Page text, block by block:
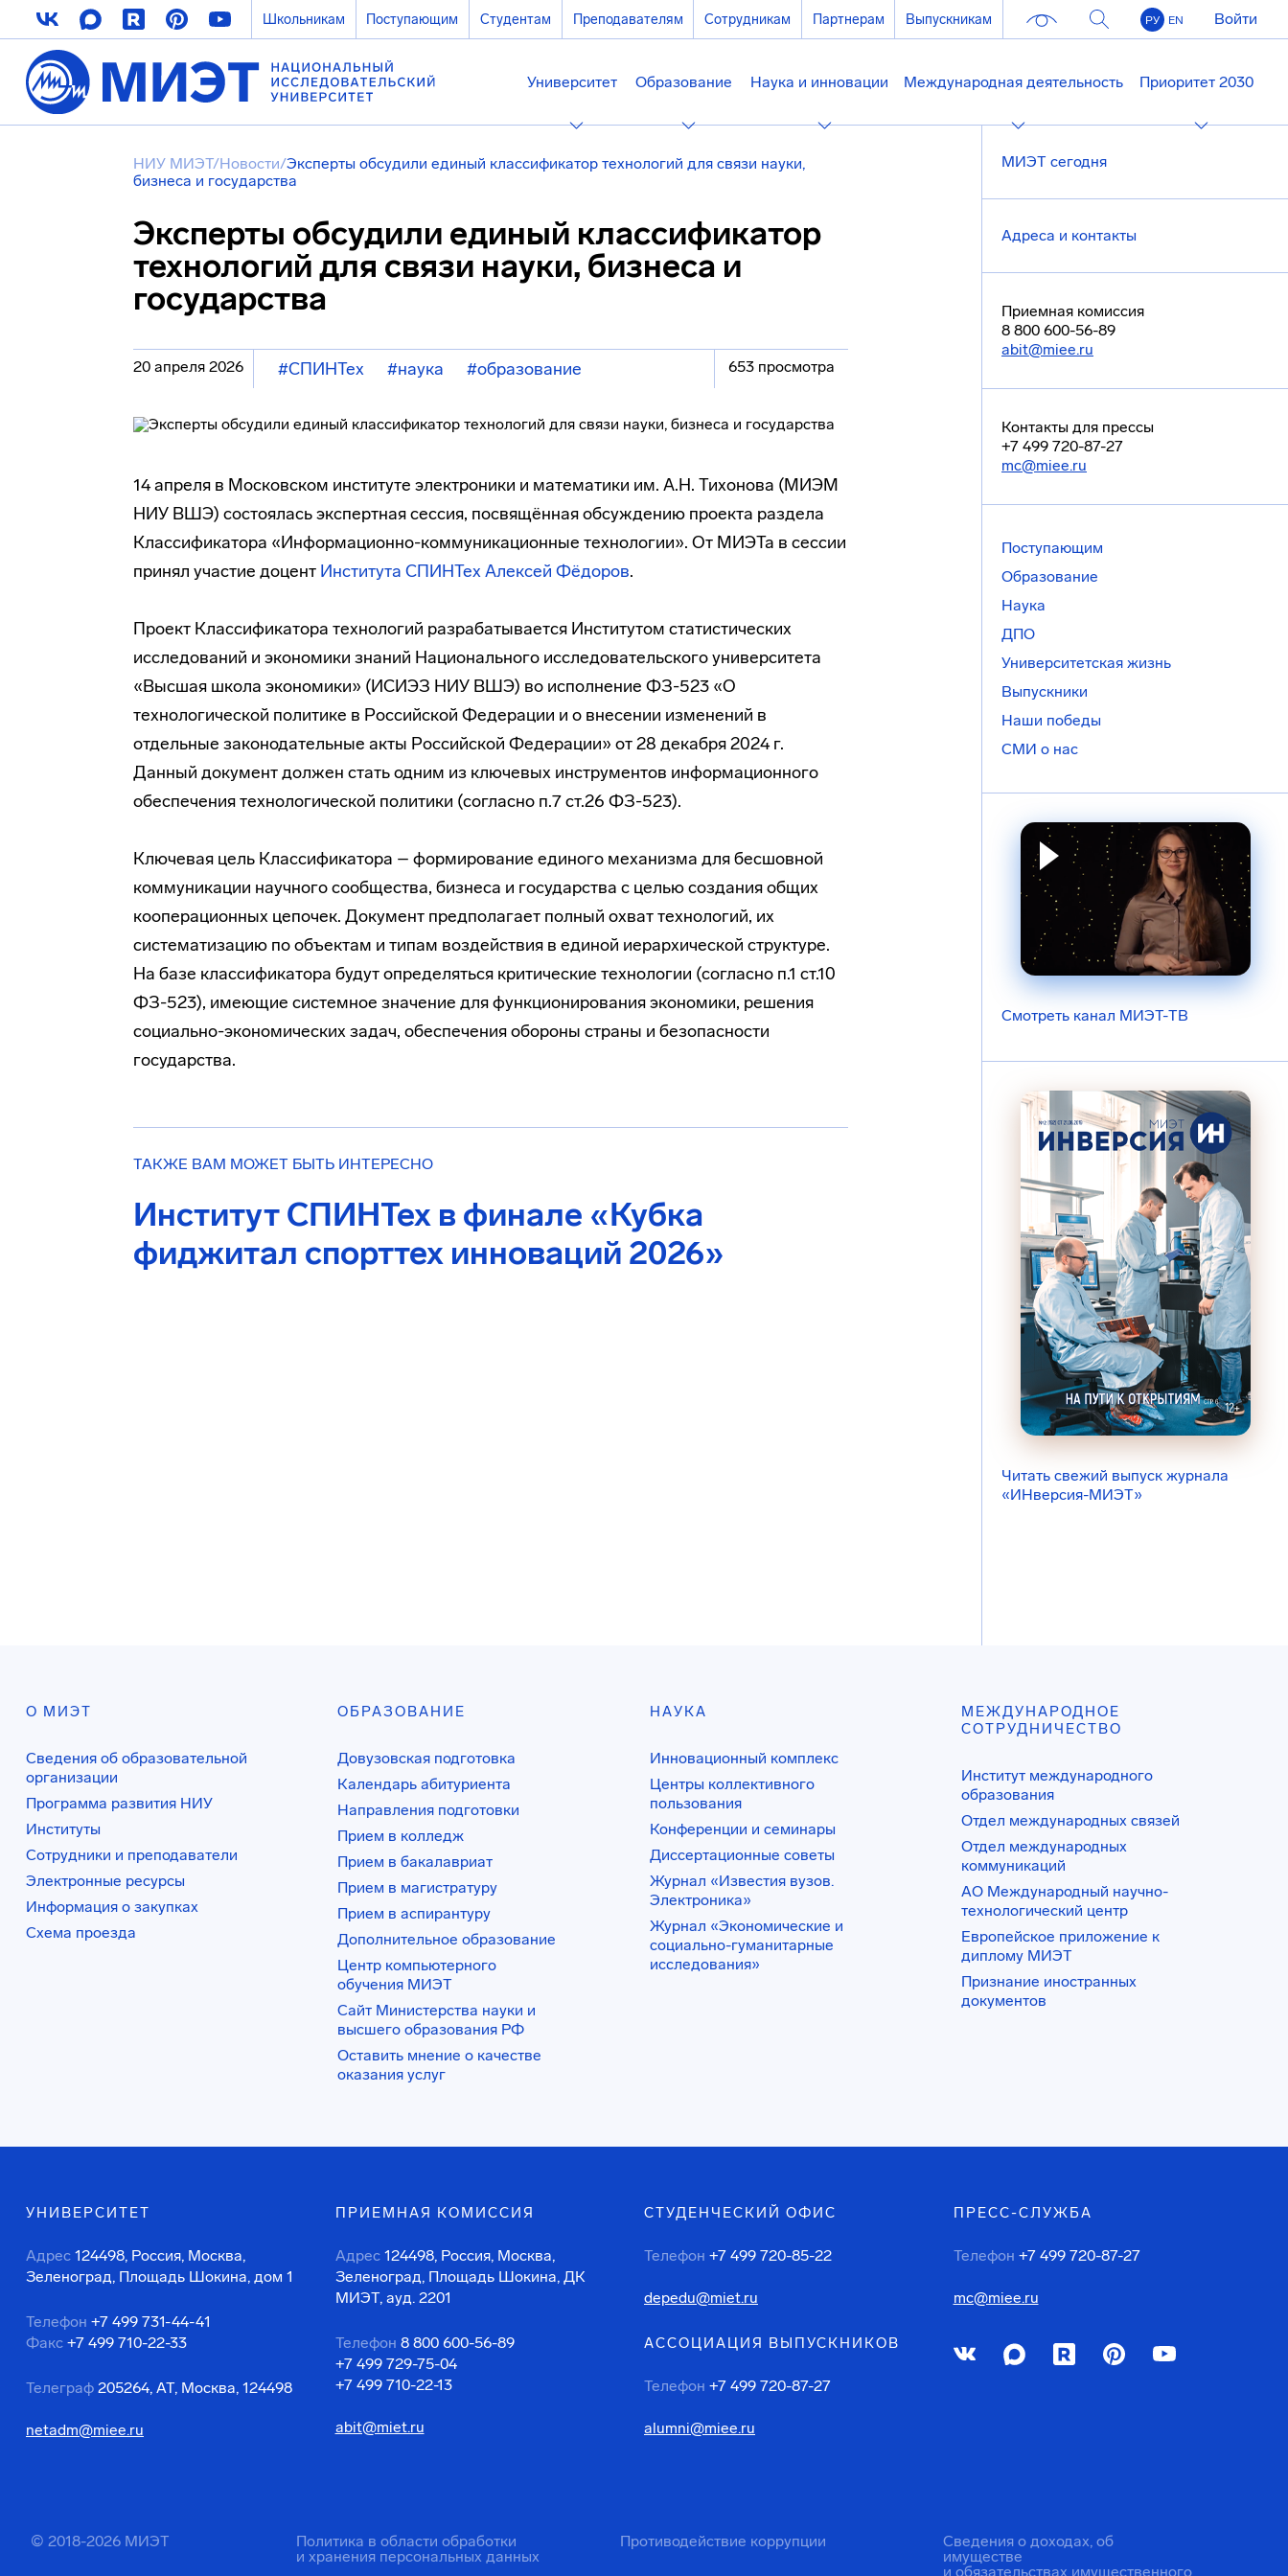
Школьникам Поступающим Студентам Преподавателям Сотрудникам Партнерам Выпускникам РУ EN Войти
Университет Образование Наука и инновации Международная деятельность Приоритет 2030
НИУ МИЭТ/Новости/Эксперты обсудили единый классификатор технологий для связи науки,
бизнеса и государства
Эксперты обсудили единый классификатор
технологий для связи науки, бизнеса и
государства
20 апреля 2026 #СПИНТех #наука #образование 653 просмотра
14 апреля в Московском институте электроники и математики им. А.Н. Тихонова (МИЭМ
НИУ ВШЭ) состоялась экспертная сессия, посвящённая обсуждению проекта раздела
Классификатора «Информационно-коммуникационные технологии». От МИЭТа в сессии
принял участие доцент Института СПИНТехАлексей Фёдоров.
Проект Классификатора технологий разрабатывается Институтом статистических
исследований и экономики знаний Национального исследовательского университета
«Высшая школа экономики» (ИСИЭЗ НИУ ВШЭ) во исполнение ФЗ-523 «О
технологической политике в Российской Федерации и о внесении изменений в
отдельные законодательные акты Российской Федерации» от 28 декабря 2024 г.
Данный документ должен стать одним из ключевых инструментов информационного
обеспечения технологической политики (согласно п.7 ст.26 ФЗ-523).
Ключевая цель Классификатора – формирование единого механизма для бесшовной
коммуникации научного сообщества, бизнеса и государства с целью создания общих
кооперационных цепочек. Документ предполагает полный охват технологий, их
систематизацию по объектам и типам воздействия в единой иерархической структуре.
На базе классификатора будут определяться критические технологии (согласно п.1 ст.10
ФЗ-523), имеющие системное значение для функционирования экономики, решения
социально-экономических задач, обеспечения обороны страны и безопасности
государства.
ТАКЖЕ ВАМ МОЖЕТ БЫТЬ ИНТЕРЕСНО
Институт СПИНТех в финале «Кубка
фиджитал спорттех инноваций 2026»
МИЭТ сегодня
Адреса и контакты
Приемная комиссия
8 800 600-56-89
abit@miee.ru
Контакты для прессы
+7 499 720-87-27
mc@miee.ru
Поступающим
Образование
Наука
ДПО
Университетская жизнь
Выпускники
Наши победы
СМИ о нас
Смотреть канал МИЭТ-ТВ
Читать свежий выпуск журнала
«ИНверсия-МИЭТ»
О МИЭТ
Сведения об образовательной
организации
Программа развития НИУ
Институты
Сотрудники и преподаватели
Электронные ресурсы
Информация о закупках
Схема проезда
ОБРАЗОВАНИЕ
Довузовская подготовка
Календарь абитуриента
Направления подготовки
Прием в колледж
Прием в бакалавриат
Прием в магистратуру
Прием в аспирантуру
Дополнительное образование
Центр компьютерного
обучения МИЭТ
Сайт Министерства науки и
высшего образования РФ
Оставить мнение о качестве
оказания услуг
НАУКА
Инновационный комплекс
Центры коллективного
пользования
Конференции и семинары
Диссертационные советы
Журнал «Известия вузов.
Электроника»
Журнал «Экономические и
социально-гуманитарные
исследования»
МЕЖДУНАРОДНОЕ
СОТРУДНИЧЕСТВО
Институт международного
образования
Отдел международных связей
Отдел международных
коммуникаций
АО Международный научно-
технологический центр
Европейское приложение к
диплому МИЭТ
Признание иностранных
документов
УНИВЕРСИТЕТ
Адрес 124498, Россия, Москва,
Зеленоград, Площадь Шокина, дом 1
Телефон +7 499 731-44-41
Факс +7 499 710-22-33
Телеграф 205264, АТ, Москва, 124498
netadm@miee.ru
ПРИЕМНАЯ КОМИССИЯ
Адрес 124498, Россия, Москва,
Зеленоград, Площадь Шокина, ДК
МИЭТ, ауд. 2201
Телефон 8 800 600-56-89
+7 499 729-75-04
+7 499 710-22-13
abit@miet.ru
СТУДЕНЧЕСКИЙ ОФИС
Телефон +7 499 720-85-22
depedu@miet.ru
АССОЦИАЦИЯ ВЫПУСКНИКОВ
Телефон +7 499 720-87-27
alumni@miee.ru
ПРЕСС-СЛУЖБА
Телефон +7 499 720-87-27
mc@miee.ru
© 2018-2026 МИЭТ
Политика в области обработки
и хранения персональных данных
Противодействие коррупции
Сведения о доходах, об
имуществе
и обязательствах имущественного